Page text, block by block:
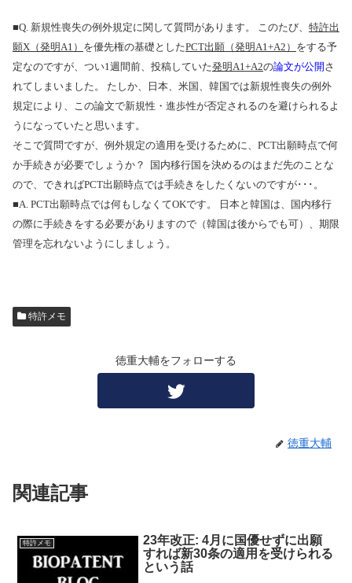
■Q. 新規性喪失の例外規定に関して質問があります。 このたび、 特許出
願X （発明A1 ） を優先権の基礎としたPCT出願（発明A1+A2 ） をする予
定なのですが、つい1週間前、投稿していた発明A1+A2の論文が公開 さ
れてしまいました。 たしか、日本、米国、韓国では新規性喪失の例外
規定により、この論文で新規性・進歩性が否定されるのを避けられるよ
うになっていたと思います。
そこで質問ですが、例外規定の適用を受けるために、 PCT出願時点で何
か手続きが必要でしょうか？
国内移行国を決めるのはまだ先のことな
ので、できればPCT出願時点では手続きをしたくないのですが･･･。
■A. PCT出願時点では何もしなくてOKです。 日本と韓国は、国内移行
の際に手続きをする必要がありますので（韓国は後からでも可）、期限
管理を忘れないようにしましょう。
特許メモ
徳重大輔をフォローする
徳重大輔
関連記事
特許メモ
23年改正: 4月に国優せずに出願
すれば新30条の適用を受けられる
という話